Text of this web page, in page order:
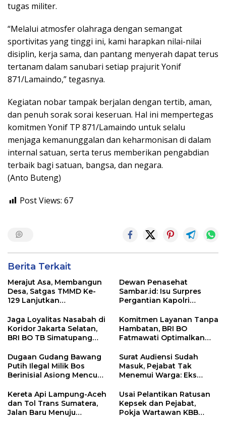
tugas militer.
“Melalui atmosfer olahraga dengan semangat
sportivitas yang tinggi ini, kami harapkan nilai-nilai
disiplin, kerja sama, dan pantang menyerah dapat terus
tertanam dalam sanubari setiap prajurit Yonif
871/Lamaindo,” tegasnya.
Kegiatan nobar tampak berjalan dengan tertib, aman,
dan penuh sorak sorai keseruan. Hal ini mempertegas
komitmen Yonif TP 871/Lamaindo untuk selalu
menjaga kemanunggalan dan keharmonisan di dalam
internal satuan, serta terus memberikan pengabdian
terbaik bagi satuan, bangsa, dan negara.
(Anto Buteng)
Post Views: 67
Berita Terkait
Merajut Asa, Membangun
Desa, Satgas TMMD Ke-
129 Lanjutkan
Dewan Penasehat
Sambar.id: Isu Surpres
Pergantian Kapolri
Kewenangan Mutlak di
Tangan Presiden
Jaga Loyalitas Nasabah di
Koridor Jakarta Selatan,
BRI BO TB Simatupang
Komitmen Layanan Tanpa
Hambatan, BRI BO
Fatmawati Optimalkan
Setiap Lini
Dugaan Gudang Bawang
Putih Ilegal Milik Bos
Berinisial Asiong Mencuat,
Didesak Bertindak
Surat Audiensi Sudah
Masuk, Pejabat Tak
Menemui Warga: Eks
Pelayanan Dinas
Transmigrasi Luwu Timur
Kereta Api Lampung-Aceh
dan Tol Trans Sumatera,
Jalan Baru Menuju
Usai Pelantikan Ratusan
Kepsek dan Pejabat,
Pokja Wartawan KBB